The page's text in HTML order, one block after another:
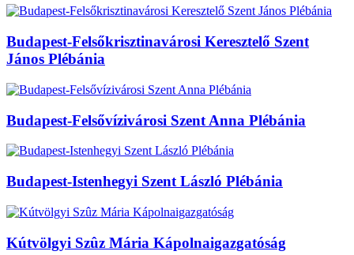
Budapest-Felsőkrisztinavárosi Keresztelő Szent
János Plébánia
Budapest-Felsővízivárosi Szent Anna Plébánia
Budapest-Istenhegyi Szent László Plébánia
Kútvölgyi Szûz Mária Kápolnaigazgatóság